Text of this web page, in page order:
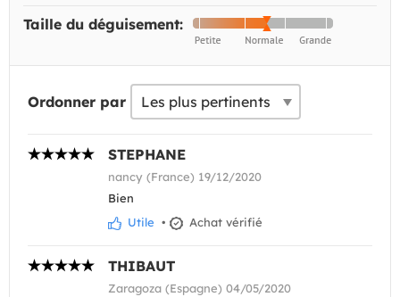
Taille du déguisement:
Ordonner par
STEPHANE
nancy (France) 19/12/2020
Bien
Utile • Achat vérifié
THIBAUT
Zaragoza (Espagne) 04/05/2020